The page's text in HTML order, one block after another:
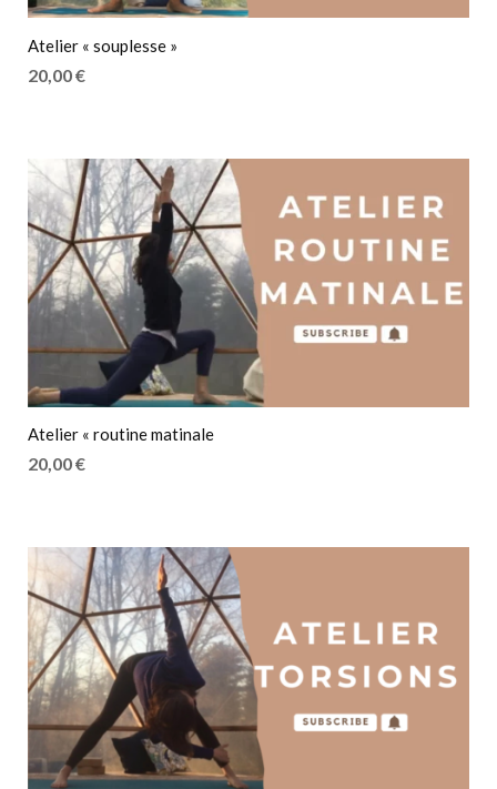
Atelier « souplesse »
20,00€
Atelier « routine matinale
20,00€